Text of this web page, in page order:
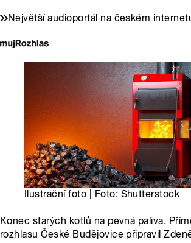
Největší audioportál na českém
Ilustrační foto | Foto: Shutterstock
Konec starých kotlů na pevná paliva.
rozhlasu České Budějovice připravil